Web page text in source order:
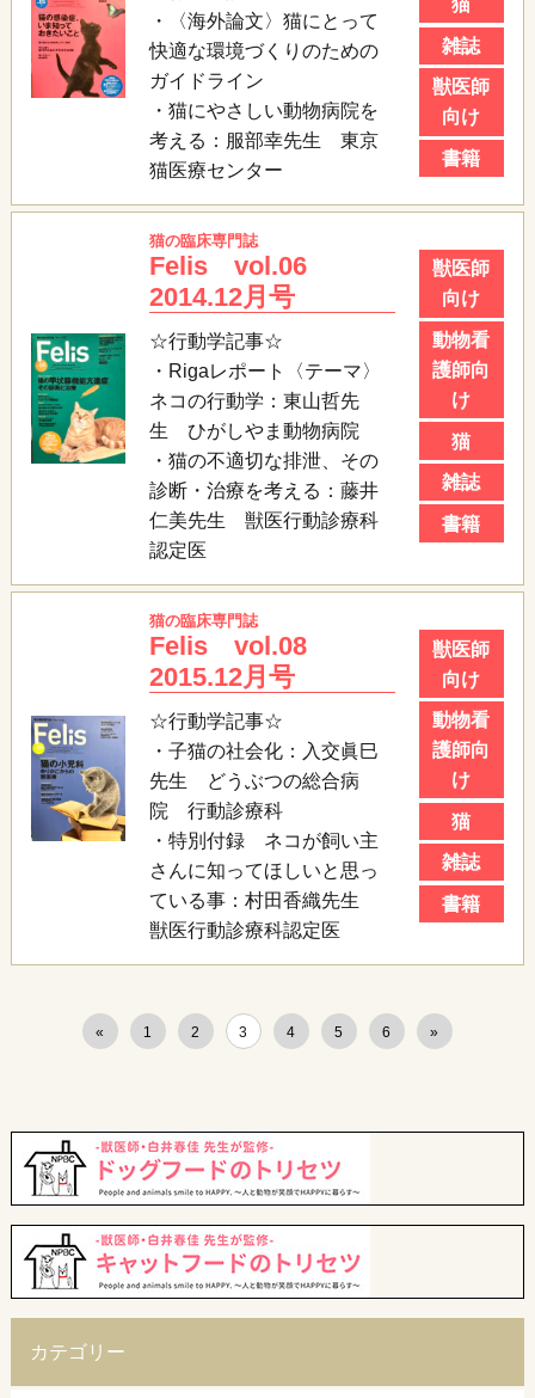
・〈海外論文〉猫にとって
快適な環境づくりのための
ガイドライン
・猫にやさしい動物病院を
考える：服部幸先生 東京
猫医療センター
猫
雑誌
獣医師
向け
書籍
猫の臨床専門誌
Felis vol.06
2014.12月号
☆行動学記事☆
・Rigaレポート〈テーマ〉
ネコの行動学：東山哲先
生 ひがしやま動物病院
・猫の不適切な排泄、その
診断・治療を考える：藤井
仁美先生 獣医行動診療科
認定医
獣医師
向け
動物看
護師向
け
猫
雑誌
書籍
猫の臨床専門誌
Felis vol.08
2015.12月号
☆行動学記事☆
・子猫の社会化：入交眞巳
先生 どうぶつの総合病
院 行動診療科
・特別付録 ネコが飼い主
さんに知ってほしいと思っ
ている事：村田香織先生
獣医行動診療科認定医
獣医師
向け
動物看
護師向
け
猫
雑誌
書籍
« 1 2 3 4 5 6 »
カテゴリー